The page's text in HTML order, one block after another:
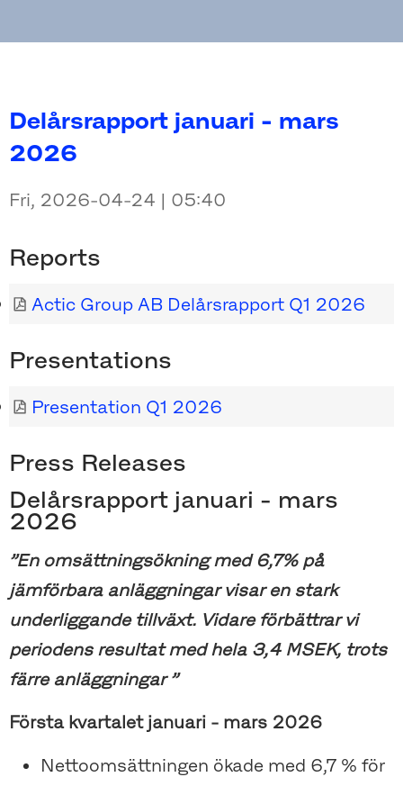
Delårsrapport januari - mars
2026
Fri, 2026-04-24 | 05:40
Reports
Actic Group AB Delårsrapport Q1 2026
Presentations
Presentation Q1 2026
Press Releases
Delårsrapport januari - mars
2026
”En omsättningsökning med 6,7% på
jämförbara anläggningar visar en stark
underliggande tillväxt. Vidare förbättrar vi
periodens resultat med hela 3,4 MSEK, trots
färre anläggningar ”
Första kvartalet januari - mars 2026
Nettoomsättningen ökade med 6,7 % för